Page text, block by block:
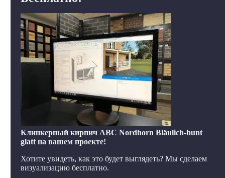
Клинкерный кирпич ABC Nordhorn Bläulich-bunt
glatt на вашем проекте!
Хотите увидеть, как это будет выглядеть? Мы сделаем
визуализацию бесплатно.